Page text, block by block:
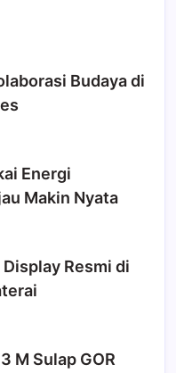
Budaya di
Energi
Makin Nyata
Resmi di
M Sulap GOR